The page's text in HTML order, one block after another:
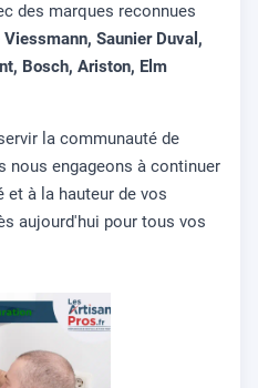
des marques reconnues
Viessmann, Saunier Duval,
Bosch, Ariston, Elm
la communauté de
nous engageons à continuer
à la hauteur de vos
aujourd'hui pour tous vos